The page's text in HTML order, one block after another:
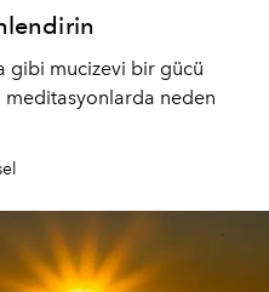
gibi mucizevi bir gücü
neden